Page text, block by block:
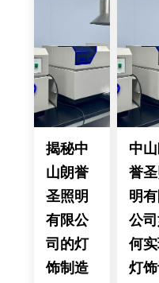
揭秘中
山朗誉
圣照明
有限公
司的灯
饰制造
中
誉
明
公
何
灯